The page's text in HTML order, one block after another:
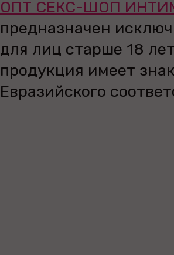
ОПТ СЕКС-ШОП
предназначен
для лиц старше 18
продукция имеет
Евразийского